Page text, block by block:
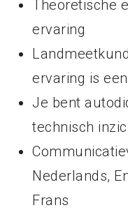
Theoretische
ervaring
ervaring is
Je bent
technisch
Nederlands,
Frans